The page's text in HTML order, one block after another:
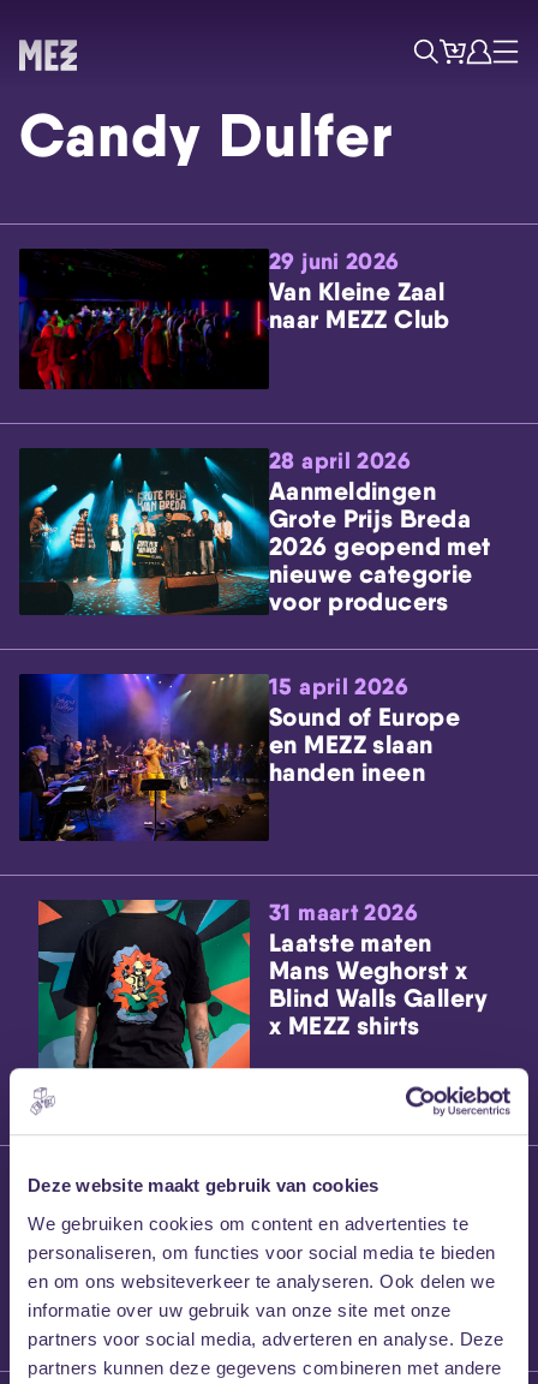
Deze website maakt gebruik van cookies
We gebruiken cookies om content en advertenties te
personaliseren, om functies voor social media te bieden
en om ons websiteverkeer te analyseren. Ook delen we
informatie over uw gebruik van onze site met onze
partners voor social media, adverteren en analyse. Deze
partners kunnen deze gegevens combineren met andere
Skip navigatie
ZoekTicketsAccount
Menu
Candy Dulfer
29 juni 2026
Van Kleine Zaal
naar MEZZ Club
28 april 2026
Aanmeldingen
Grote Prijs Breda
2026 geopend met
nieuwe categorie
voor producers
15 april 2026
Sound of Europe
en MEZZ slaan
handen ineen
31 maart 2026
Laatste maten
Mans Weghorst x
Blind Walls Gallery
x MEZZ shirts
27 maart 2026
Willem’s Blog:
Frans Kalf